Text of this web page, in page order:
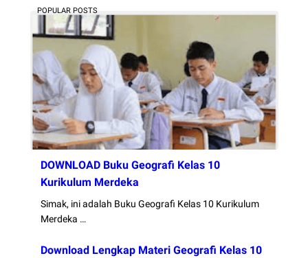
POPULAR POSTS
DOWNLOAD Buku Geografi Kelas 10
Kurikulum Merdeka
Simak, ini adalah Buku Geografi Kelas 10 Kurikulum
Merdeka …
Download Lengkap Materi Geografi Kelas 10